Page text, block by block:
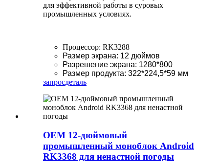
для эффективной работы в суровых
промышленных условиях.
Процессор: RK3288
Размер экрана: 12 дюймов
Разрешение экрана: 1280*800
Размер продукта: 322*224,5*59 мм
запросдеталь
OEM 12-дюймовый
промышленный моноблок Android
RK3368 для ненастной погоды